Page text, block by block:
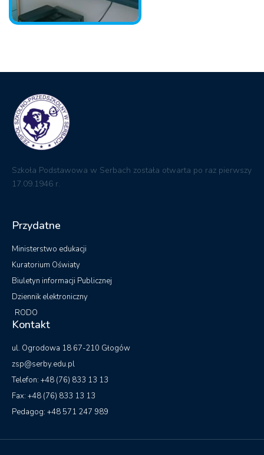
Szkoła Podstawowa w Serbach została otwarta po raz pierwszy
17.09.1946 r.
Przydatne
Ministerstwo edukacji
Kuratorium Oświaty
Biuletyn informacji Publicznej
Dziennik elektroniczny
RODO
Kontakt
ul. Ogrodowa 18 67-210 Głogów
zsp@serby.edu.pl
Telefon: +48 (76) 833 13 13
Fax: +48 (76) 833 13 13
Pedagog: +48 571 247 989